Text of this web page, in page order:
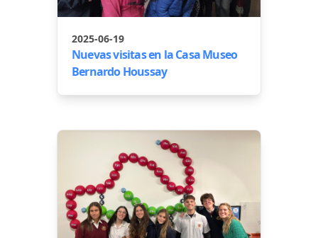
2025-06-19
Nuevas visitas en la Casa Museo
Bernardo Houssay